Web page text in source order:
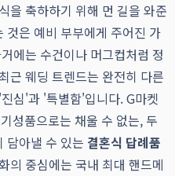
을 축하하기 위해 먼 길을 와준
것은 예비 부부에게 주어진 가
에는 수건이나 머그컵처럼 정
근 웨딩 트렌드는 완전히 다른
심'과 '특별함'입니다. G마켓
성품으로는 채울 수 없는, 두
담아낼 수 있는 결혼식 답례품
의 중심에는 국내 최대 핸드메